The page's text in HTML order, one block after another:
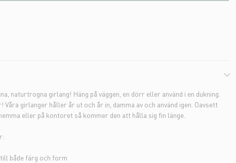
naturtrogna girlang! Häng på väggen, en dörr eller använd i en dukning.
girlanger håller år ut och år in, damma av och använd igen. Oavsett
eller på kontoret så kommer den att hålla sig fin länge.
både färg och form